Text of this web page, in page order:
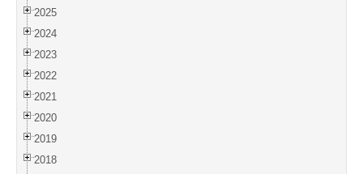
2025
2024
2023
2022
2021
2020
2019
2018